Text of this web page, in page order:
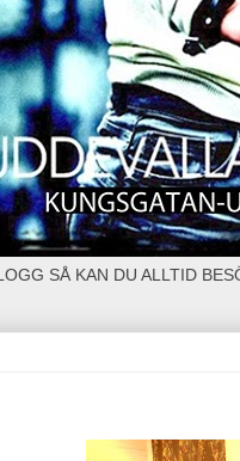
SÅ KAN DU ALLTID